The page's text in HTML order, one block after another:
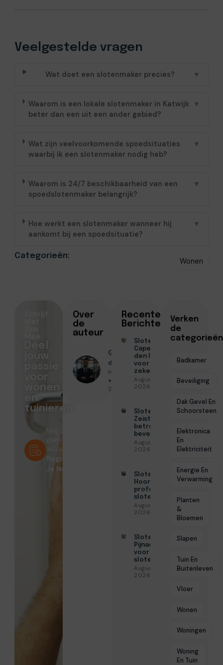
Veelgestelde vragen
Wat doet een slotenmaker precies? ▼
Waarom is een lokale slotenmaker in Katwijk
beter dan een uit een ander gebied?
▼
Wat zijn veelvoorkomende spoedsituaties
waarbij ik een slotenmaker nodig heb?
▼
Waarom is 24/7 beschikbaarheid van een
spoedslotenmaker belangrijk?
▼
Hoe werkt een slotenmaker wanneer hij
aankomt bij een spoedsituatie?
▼
Categorieën:
Wonen
Over
de
auteur
Geschreven
door
Menno Maas
● Juni 4,
2026
Recente
Berichten
Slotenmaker
Capelle aan
den IJssel
voor
zekerheid
Augustus 3,
2026
Slotenmaker
Zeist voor
betrouwbare
beveiliging
Augustus 3,
2026
Slotenmaker
Hoorn voor
professionele
slotenservice
Augustus 3,
2026
Slotenmaker
Pijnacker
voor snelle
slotenservice
Augustus 3,
2026
Verken
de
categorieën
Badkamer
Beveiliging
Dak Gevel En
Schoorsteen
Elektronica
En
Elektriciteit
Energie En
Verwarming
Planten
&
Bloemen
Slapen
Tuin En
Buitenleven
Vloer
Wonen
Woningen
Woning
En Tuin
jouw
passie
voor
tuinieren
geen
account?
Registreer
Je Nu!